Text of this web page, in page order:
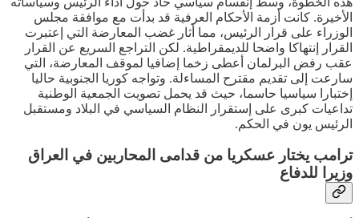
الأخيرة. كانت أزمة الأحكام العرفية قد بدأت مع موافقة مجلس
الوزراء على قرار الرئيس، مما أثار غضب المعارضة التي إعتبرت
القرار إنتهاكا واضحا للديمقراطية. لكن التراجع السريع عن القرار
عقب رفض البرلمان أعطى زخما إضافيا لموقف المعارضة، التي
سارعت إلى تقديم مقترح المساءلة. وتواجه كوريا الجنوبية حاليا
إختبارا سياسيا حاسما، حيث قد يحمل تصويت الجمعية الوطنية
تداعيات كبرى على إستقرار النظام السياسي في البلاد ومستقبل
الرئيس يون في الحكم.
ترامب يختار عسكريا من قدامى المحاربين في العراق
وزيرا للدفاع